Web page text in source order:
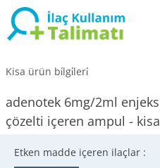
Kisa ürün bi̇lgi̇leri̇
adenotek 6mg/2ml
çözelti içeren ampul -
Etken madde içeren ilaçlar :